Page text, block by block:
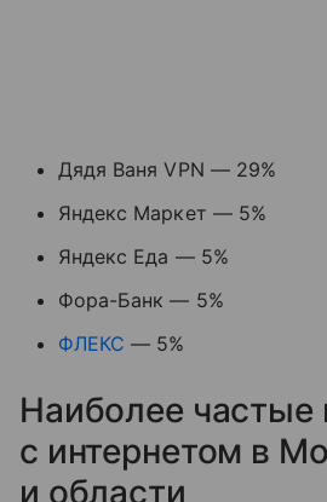
Дядя Ваня VPN — 29%
Яндекс Маркет — 5%
Яндекс Еда — 5%
Фора-Банк — 5%
ФЛЕКС — 5%
Наиболее частые
с интернетом в
и области